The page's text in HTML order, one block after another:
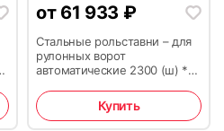
от 61 933 ₽
Стальные рольставни – для
рулонных ворот
автоматические 2300 (ш) *
Купить